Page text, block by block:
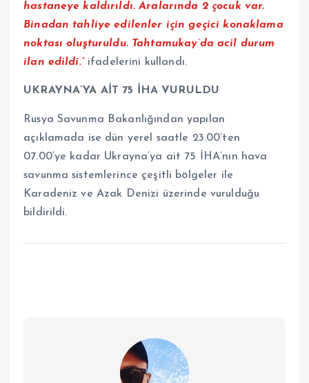
hastaneye kaldırıldı. Aralarında 2 çocuk var.
Binadan tahliye edilenler için geçici konaklama
noktası oluşturuldu. Tahtamukay’da acil durum
ilan edildi.”ifadelerini kullandı.
UKRAYNA’YA AİT 75 İHA VURULDU
Rusya Savunma Bakanlığından yapılan
açıklamada ise dün yerel saatle 23.00’ten
07.00’ye kadar Ukrayna’ya ait 75 İHA’nın hava
savunma sistemlerince çeşitli bölgeler ile
Karadeniz ve Azak Denizi üzerinde vurulduğu
bildirildi.